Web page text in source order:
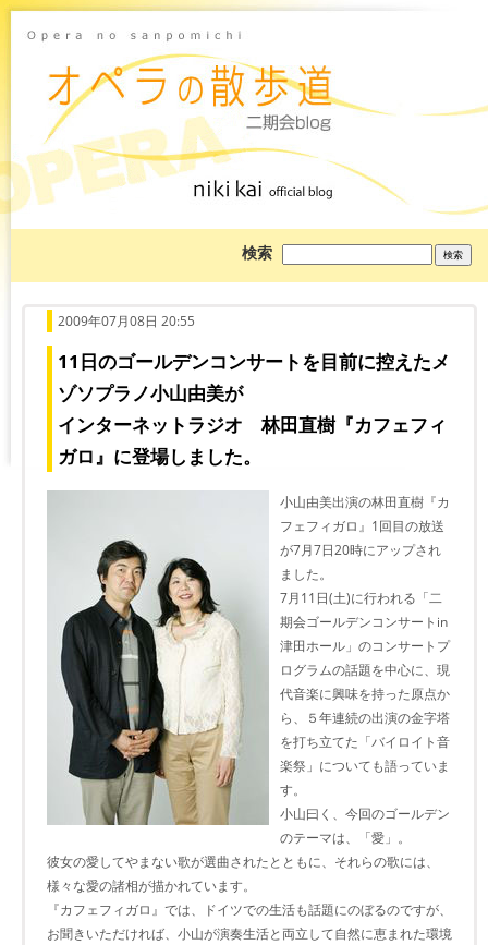
検索
を
2009年07月08日 20:55
11日のゴールデンコンサートを目前に控えたメ
ゾソプラノ小山由美が
インターネットラジオ 林田直樹『カフェフィ
ガロ』に登場しました。
小山由美出演の林田直樹『カ
フェフィガロ』1回目の放送
が7月7日20時にアップされ
ました。
7月11日(土)に行われる「二
期会ゴールデンコンサートin
津田ホール」のコンサートプ
ログラムの話題を中心に、現
代音楽に興味を持った原点か
ら、５年連続の出演の金字塔
を打ち立てた「バイロイト音
楽祭」についても語っていま
す。
小山曰く、今回のゴールデン
のテーマは、「愛」。
彼女の愛してやまない歌が選曲されたとともに、それらの歌には、
様々な愛の諸相が描かれています。
『カフェフィガロ』では、ドイツでの生活も話題にのぼるのですが、
お聞きいただければ、小山が演奏生活と両立して自然に恵まれた環境